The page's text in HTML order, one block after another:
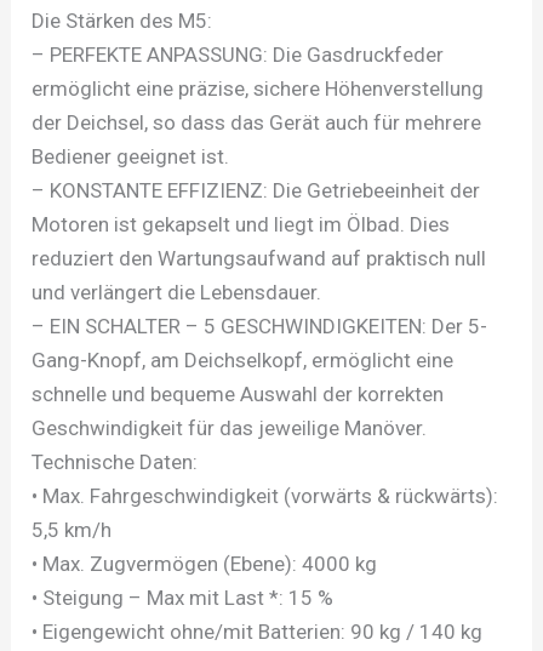
Die Stärken des M5:
– PERFEKTE ANPASSUNG: Die Gasdruckfeder
ermöglicht eine präzise, sichere Höhenverstellung
der Deichsel, so dass das Gerät auch für mehrere
Bediener geeignet ist.
– KONSTANTE EFFIZIENZ: Die Getriebeeinheit der
Motoren ist gekapselt und liegt im Ölbad. Dies
reduziert den Wartungsaufwand auf praktisch null
und verlängert die Lebensdauer.
– EIN SCHALTER – 5 GESCHWINDIGKEITEN: Der 5-
Gang-Knopf, am Deichselkopf, ermöglicht eine
schnelle und bequeme Auswahl der korrekten
Geschwindigkeit für das jeweilige Manöver.
Technische Daten:
• Max. Fahrgeschwindigkeit (vorwärts & rückwärts):
5,5 km/h
• Max. Zugvermögen (Ebene): 4000 kg
• Steigung – Max mit Last *: 15 %
• Eigengewicht ohne/mit Batterien: 90 kg / 140 kg